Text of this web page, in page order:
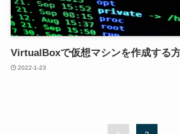
VirtualBoxで仮想マシンを作成する
2022-1-23